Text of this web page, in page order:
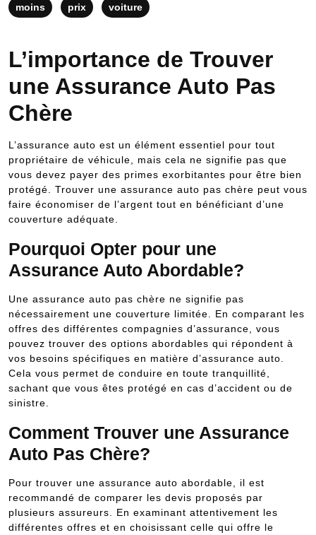
moins prix voiture
L’importance de Trouver
une Assurance Auto Pas
Chère
L’assurance auto est un élément essentiel pour tout
propriétaire de véhicule, mais cela ne signifie pas que
vous devez payer des primes exorbitantes pour être bien
protégé. Trouver une assurance auto pas chère peut vous
faire économiser de l’argent tout en bénéficiant d’une
couverture adéquate.
Pourquoi Opter pour une
Assurance Auto Abordable?
Une assurance auto pas chère ne signifie pas
nécessairement une couverture limitée. En comparant les
offres des différentes compagnies d’assurance, vous
pouvez trouver des options abordables qui répondent à
vos besoins spécifiques en matière d’assurance auto.
Cela vous permet de conduire en toute tranquillité,
sachant que vous êtes protégé en cas d’accident ou de
sinistre.
Comment Trouver une Assurance
Auto Pas Chère?
Pour trouver une assurance auto abordable, il est
recommandé de comparer les devis proposés par
plusieurs assureurs. En examinant attentivement les
différentes offres et en choisissant celle qui offre le